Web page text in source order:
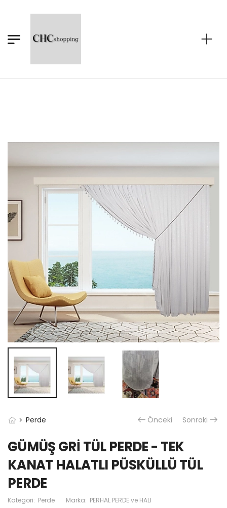
Perde Önceki Sonraki
GÜMÜŞ GRİ TÜL PERDE - TEK
KANAT HALATLI PÜSKÜLLÜ TÜL
PERDE
Kategori: Perde Marka: PERHAL PERDE ve HALI